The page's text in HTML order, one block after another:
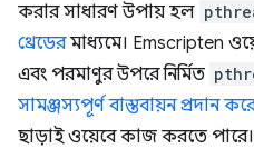
করার সাধারণ উপায় হল
থ্রেডেরমাধ্যমে। Emscripten
এবং পরমাণুর উপরে নির্মিত
সামঞ্জস্যপূর্ণ বাস্তবায়ন প্রদান
ছাড়াই ওয়েবে কাজ করতে পারে।